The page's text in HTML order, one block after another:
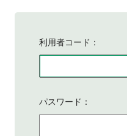
利用者コード
パスワード